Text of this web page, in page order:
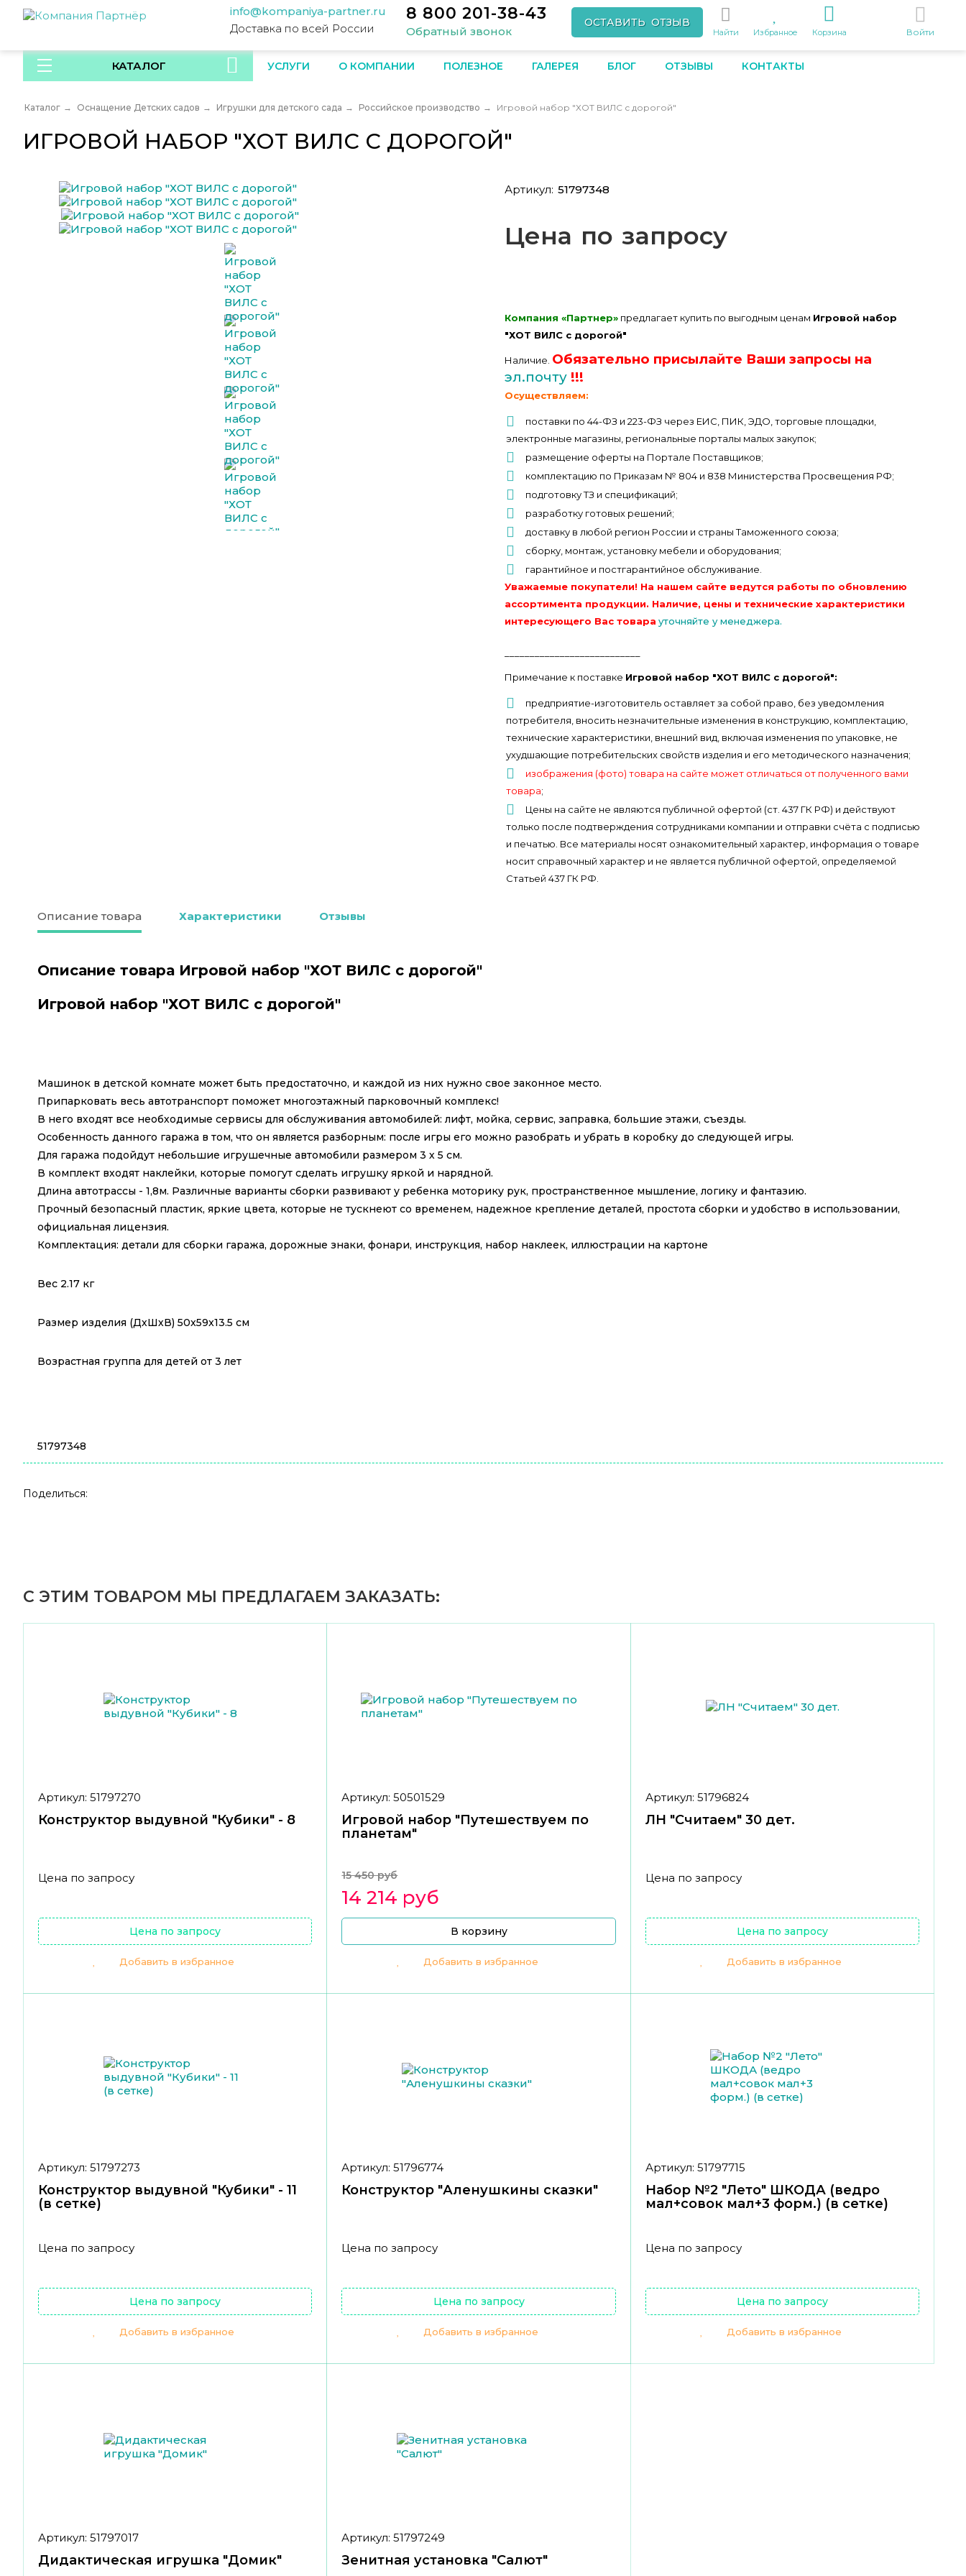
info@kompaniya-partner.ru
Доставка по всей России
8 800 201-38-43
Обратный звонок
ОСТАВИТЬ ОТЗЫВ
Найти Избранное Корзина Войти
КАТАЛОГ УСЛУГИ О КОМПАНИИ ПОЛЕЗНОЕ ГАЛЕРЕЯ БЛОГ ОТЗЫВЫ КОНТАКТЫ
Каталог → Оснащение Детских садов → Игрушки для детского сада → Российское производство → Игровой набор "ХОТ ВИЛС с дорогой"
ИГРОВОЙ НАБОР "ХОТ ВИЛС С ДОРОГОЙ"
Артикул: 51797348
Цена по запросу
Компания «Партнер» предлагает купить по выгодным ценам Игровой набор
"ХОТ ВИЛС с дорогой"
Наличие. Обязательно присылайте Ваши запросы на
эл.почту !!!
Осуществляем:
поставки по 44-ФЗ и 223-ФЗ через ЕИС, ПИК, ЭДО, торговые площадки,
электронные магазины, региональные порталы малых закупок;
размещение оферты на Портале Поставщиков;
комплектацию по Приказам № 804 и 838 Министерства Просвещения РФ;
подготовку ТЗ и спецификаций;
разработку готовых решений;
доставку в любой регион России и страны Таможенного союза;
сборку, монтаж, установку мебели и оборудования;
гарантийное и постгарантийное обслуживание.
Уважаемые покупатели! На нашем сайте ведутся работы по обновлению
ассортимента продукции. Наличие, цены и технические характеристики
интересующего Вас товара уточняйте у менеджера.
Примечание к поставке Игровой набор "ХОТ ВИЛС с дорогой":
предприятие-изготовитель оставляет за собой право, без уведомления
потребителя, вносить незначительные изменения в конструкцию, комплектацию,
технические характеристики, внешний вид, включая изменения по упаковке, не
ухудшающие потребительских свойств изделия и его методического назначения;
изображения (фото) товара на сайте может отличаться от полученного вами
товара;
Цены на сайте не являются публичной офертой (ст. 437 ГК РФ) и действуют
только после подтверждения сотрудниками компании и отправки счёта с подписью
и печатью. Все материалы носят ознакомительный характер, информация о товаре
носит справочный характер и не является публичной офертой, определяемой
Статьей 437 ГК РФ.
Описание товара Характеристики Отзывы
Описание товара Игровой набор "ХОТ ВИЛС с дорогой"
Игровой набор "ХОТ ВИЛС с дорогой"
Машинок в детской комнате может быть предостаточно, и каждой из них нужно свое законное место.
Припарковать весь автотранспорт поможет многоэтажный парковочный комплекс!
В него входят все необходимые сервисы для обслуживания автомобилей: лифт, мойка, сервис, заправка, большие этажи, съезды.
Особенность данного гаража в том, что он является разборным: после игры его можно разобрать и убрать в коробку до следующей игры.
Для гаража подойдут небольшие игрушечные автомобили размером 3 х 5 см.
В комплект входят наклейки, которые помогут сделать игрушку яркой и нарядной.
Длина автотрассы - 1,8м. Различные варианты сборки развивают у ребенка моторику рук, пространственное мышление, логику и фантазию.
Прочный безопасный пластик, яркие цвета, которые не тускнеют со временем, надежное крепление деталей, простота сборки и удобство в использовании,
официальная лицензия.
Комплектация: детали для сборки гаража, дорожные знаки, фонари, инструкция, набор наклеек, иллюстрации на картоне
Вес 2.17 кг
Размер изделия (ДхШхВ) 50x59x13.5 см
Возрастная группа для детей от 3 лет
51797348
Поделиться:
С ЭТИМ ТОВАРОМ МЫ ПРЕДЛАГАЕМ ЗАКАЗАТЬ:
Артикул: 51797270
Конструктор выдувной "Кубики" - 8
Цена по запросу
Цена по запросу
Добавить в избранное
Артикул: 50501529
Игровой набор "Путешествуем по
планетам"
15 450 руб
14 214 руб
В корзину
Добавить в избранное
Артикул: 51796824
ЛН "Считаем" 30 дет.
Цена по запросу
Цена по запросу
Добавить в избранное
Артикул: 51797273
Конструктор выдувной "Кубики" - 11
(в сетке)
Цена по запросу
Цена по запросу
Добавить в избранное
Артикул: 51796774
Конструктор "Аленушкины сказки"
Цена по запросу
Цена по запросу
Добавить в избранное
Артикул: 51797715
Набор №2 "Лето" ШКОДА (ведро
мал+совок мал+3 форм.) (в сетке)
Цена по запросу
Цена по запросу
Добавить в избранное
Артикул: 51797017
Дидактическая игрушка "Домик"
Артикул: 51797249
Зенитная установка "Салют"